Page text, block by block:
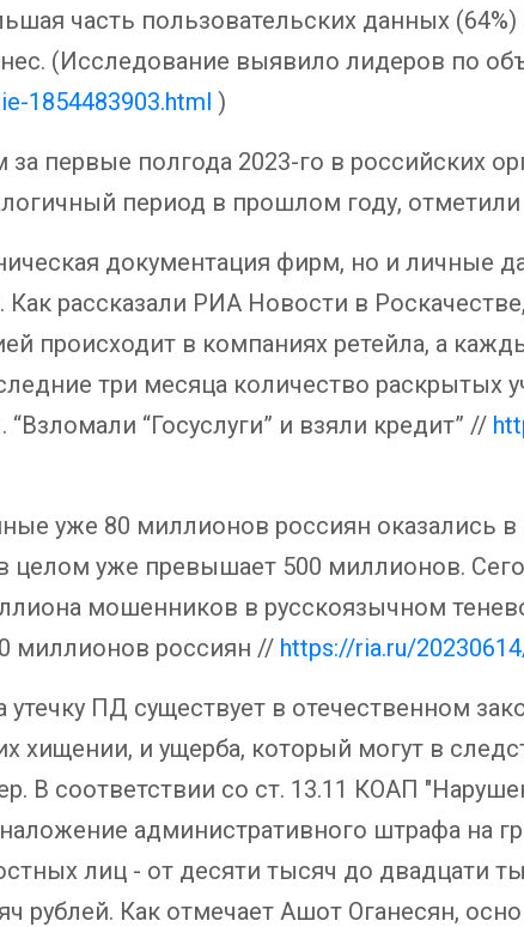
часть пользовательских данных
(Исследование выявило лидеров по
1854483903.html )
первые полгода 2023-го в российских
период в прошлом году,
документация фирм, но и личные
рассказали РИА Новости в
происходит в компаниях ретейла, а
три месяца количество раскрытых
“Госуслуги” и взяли кредит” //
уже 80 миллионов россиян оказались в
целом уже превышает 500 миллионов.
мошенников в русскоязычном
миллионов россиян // https://ria.ru/
ПД существует в отечественном
хищении, и ущерба, который могут в
В соответствии со ст. 13.11 КОАП
административного штрафа на
лиц - от десяти тысяч до двадцати
рублей. Как отмечает Ашот Оганесян,